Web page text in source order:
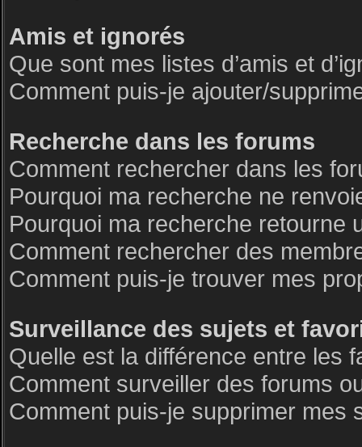
Amis et ignorés
Que sont mes listes d’amis et
Comment puis-je ajouter/
Recherche dans les forums
Comment rechercher dans les
Pourquoi ma recherche ne
Pourquoi ma recherche retourne
Comment rechercher des
Comment puis-je trouver mes
Surveillance des sujets et
Quelle est la différence entre les
Comment surveiller des forums
Comment puis-je supprimer mes